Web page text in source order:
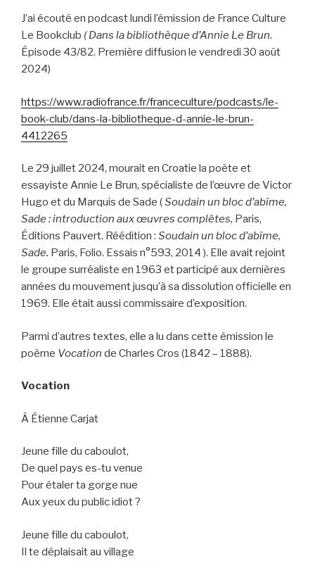
J’ai écouté en podcast lundi l’émission de France Culture
Le Bookclub ( Dans la bibliothèque d’Annie Le Brun.
Épisode 43/82. Première diffusion le vendredi 30 août
2024)
https://www.radiofrance.fr/franceculture/podcasts/le-
book-club/dans-la-bibliotheque-d-annie-le-brun-
4412265
Le 29 juillet 2024, mourait en Croatie la poète et
essayiste Annie Le Brun, spécialiste de l’œuvre de Victor
Hugo et du Marquis de Sade (Soudain un bloc d’abîme,
Sade : introduction aux œuvres complètes, Paris,
Éditions Pauvert. Réédition : Soudain un bloc d’abîme,
Sade. Paris, Folio. Essais n°593, 2014 ). Elle avait rejoint
le groupe surréaliste en 1963 et participé aux dernières
années du mouvement jusqu’à sa dissolution officielle en
1969. Elle était aussi commissaire d’exposition.
Parmi d’autres textes, elle a lu dans cette émission le
poème Vocation de Charles Cros (1842 – 1888).
Vocation
Á Étienne Carjat
Jeune fille du caboulot,
De quel pays es-tu venue
Pour étaler ta gorge nue
Aux yeux du public idiot ?
Jeune fille du caboulot,
Il te déplaisait au village